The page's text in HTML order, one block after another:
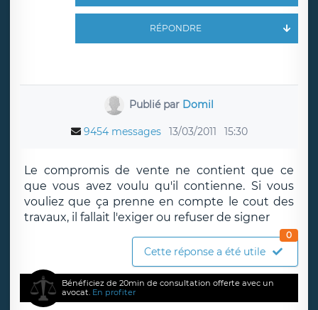
RÉPONDRE
Publié par Domil
9454 messages 13/03/2011 15:30
Le compromis de vente ne contient que ce
que vous avez voulu qu'il contienne. Si vous
vouliez que ça prenne en compte le cout des
travaux, il fallait l'exiger ou refuser de signer
Cette réponse a été utile
0
Bénéficiez de 20min de consultation offerte avec un
avocat. En profiter